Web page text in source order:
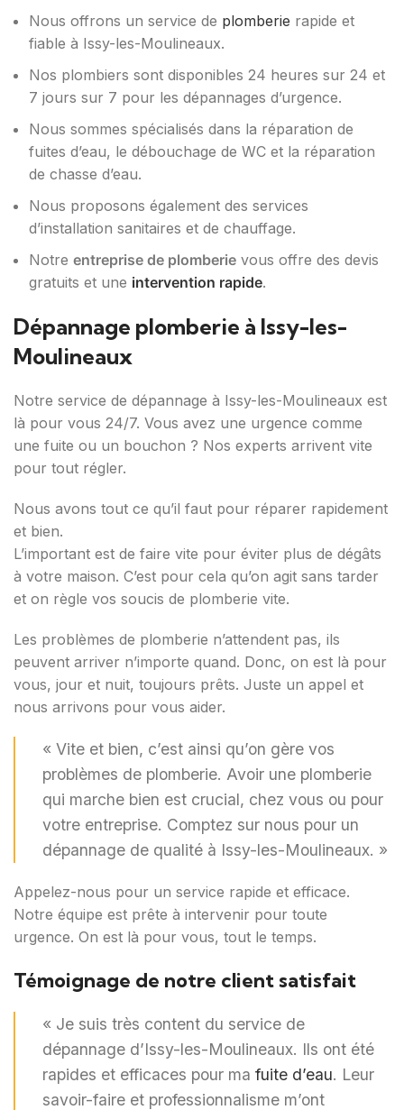
Nous offrons un service de plomberie rapide et
fiable à Issy-les-Moulineaux.
Nos plombiers sont disponibles 24 heures sur 24 et
7 jours sur 7 pour les dépannages d’urgence.
Nous sommes spécialisés dans la réparation de
fuites d’eau, le débouchage de WC et la réparation
de chasse d’eau.
Nous proposons également des services
d’installation sanitaires et de chauffage.
Notre entreprise de plomberie vous offre des devis
gratuits et une intervention rapide.
Dépannage plomberie à Issy-les-
Moulineaux
Notre service de dépannage à Issy-les-Moulineaux est
là pour vous 24/7. Vous avez une urgence comme
une fuite ou un bouchon ? Nos experts arrivent vite
pour tout régler.
Nous avons tout ce qu’il faut pour réparer rapidement
et bien.
L’important est de faire vite pour éviter plus de dégâts
à votre maison. C’est pour cela qu’on agit sans tarder
et on règle vos soucis de plomberie vite.
Les problèmes de plomberie n’attendent pas, ils
peuvent arriver n’importe quand. Donc, on est là pour
vous, jour et nuit, toujours prêts. Juste un appel et
nous arrivons pour vous aider.
« Vite et bien, c’est ainsi qu’on gère vos
problèmes de plomberie. Avoir une plomberie
qui marche bien est crucial, chez vous ou pour
votre entreprise. Comptez sur nous pour un
dépannage de qualité à Issy-les-Moulineaux. »
Appelez-nous pour un service rapide et efficace.
Notre équipe est prête à intervenir pour toute
urgence. On est là pour vous, tout le temps.
Témoignage de notre client satisfait
« Je suis très content du service de
dépannage d’Issy-les-Moulineaux. Ils ont été
rapides et efficaces pour ma fuite d’eau. Leur
savoir-faire et professionnalisme m’ont